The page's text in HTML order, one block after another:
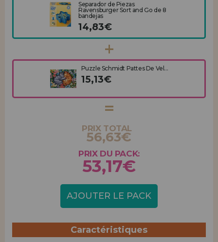
Separador de Piezas
Ravensburger Sort and Go de 8
bandejas
14,83€
Puzzle Schmidt Pattes De Vel...
15,13€
PRIX TOTAL
56,63€
PRIX DU PACK:
53,17€
AJOUTER LE PACK
Caractéristiques